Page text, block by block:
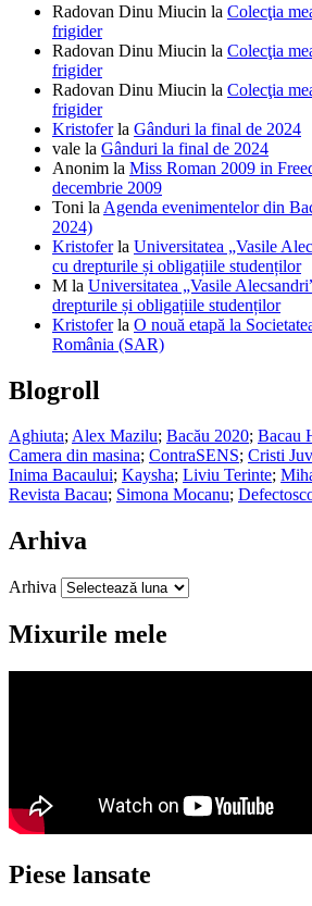
Radovan Dinu Miucin la Colecţia
frigider
Radovan Dinu Miucin la Colecţia
frigider
Radovan Dinu Miucin la Colecţia
frigider
Kristoferla Gânduri la final de 2024
vale la Gânduri la final de 2024
Anonim la Miss Roman 2009 in
decembrie 2009
Toni la Agenda evenimentelor din
2024)
Kristoferla Universitatea „Vasile
cu drepturile și obligațiile studenților
M la Universitatea „Vasile
drepturile și obligațiile studenților
Kristoferla O nouă etapă la
România (SAR)
Blogroll
Aghiuta;Alex Mazilu; Bacău 2020; Bacau
Camera din masina; ContraSENS; Cristi
Inima Bacaului; Kaysha; Liviu Terinte;
Revista Bacau; Simona Mocanu;
Arhiva
Arhiva
Mixurile mele
Piese lansate